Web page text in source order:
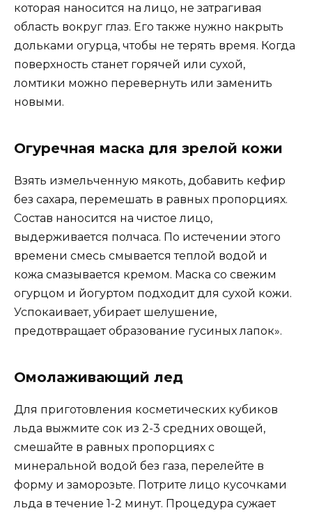
которая наносится на лицо, не затрагивая
область вокруг глаз. Его также нужно накрыть
дольками огурца, чтобы не терять время. Когда
поверхность станет горячей или сухой,
ломтики можно перевернуть или заменить
новыми.
Огуречная маска для зрелой кожи
Взять измельченную мякоть, добавить кефир
без сахара, перемешать в равных пропорциях.
Состав наносится на чистое лицо,
выдерживается полчаса. По истечении этого
времени смесь смывается теплой водой и
кожа смазывается кремом. Маска со свежим
огурцом и йогуртом подходит для сухой кожи.
Успокаивает, убирает шелушение,
предотвращает образование гусиных лапок».
Омолаживающий лед
Для приготовления косметических кубиков
льда выжмите сок из 2-3 средних овощей,
смешайте в равных пропорциях с
минеральной водой без газа, перелейте в
форму и заморозьте. Потрите лицо кусочками
льда в течение 1-2 минут. Процедура сужает